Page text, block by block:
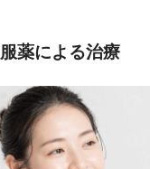
薬による治療